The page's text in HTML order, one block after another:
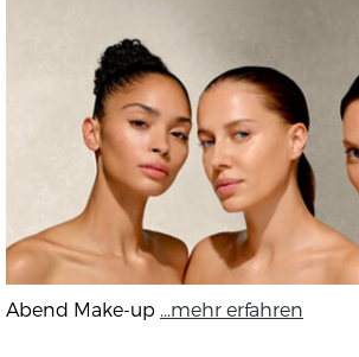
Abend Make-up ...mehr erfahren